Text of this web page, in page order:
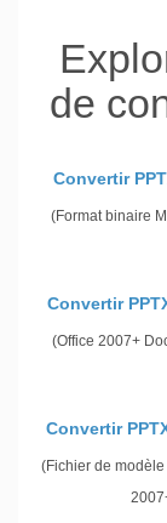
de
Convertir
(Format binaire
Convertir
(Office 2007+
Convertir
(Fichier de modèle